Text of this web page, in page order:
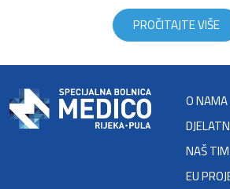
PROČITAJTE VIŠE
O NAMA
NAŠ TIM
EU